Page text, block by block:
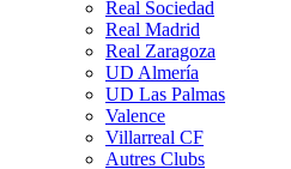
Real Sociedad
Real Madrid
Real Zaragoza
UD Almería
UD Las Palmas
Valence
Villarreal CF
Autres Clubs